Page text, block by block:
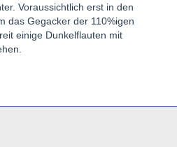
Voraussichtlich erst in den
das Gegacker der 110%igen
einige Dunkelflauten mit